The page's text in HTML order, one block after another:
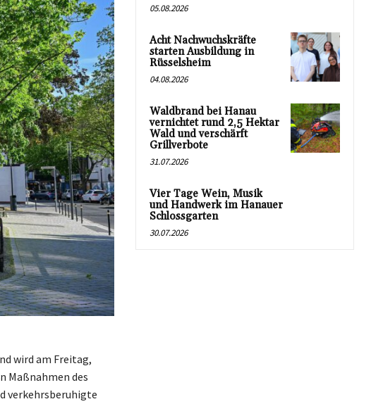
wird am Freitag,
Maßnahmen des
verkehrsberuhigte
05.08.2026
Acht Nachwuchskräfte
starten Ausbildung in
Rüsselsheim
04.08.2026
Waldbrand bei Hanau
vernichtet rund 2,5 Hektar
Wald und verschärft
Grillverbote
31.07.2026
Vier Tage Wein, Musik
und Handwerk im Hanauer
Schlossgarten
30.07.2026